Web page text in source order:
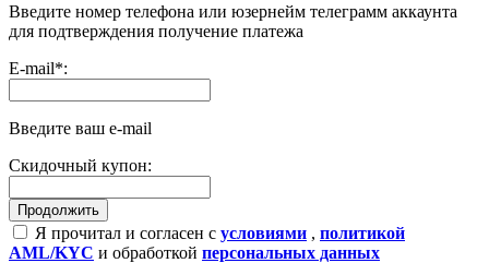
Введите номер телефона или юзернейм телеграмм аккаунта
для подтверждения получение платежа
E-mail*:
Введите ваш e-mail
Скидочный купон:
Я прочитал и согласен с условиями , политикой
AML/KYC и обработкой персональных данных